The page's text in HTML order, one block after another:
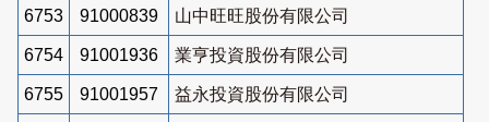
6753 91000839 山中旺旺股份有限公司
6754 91001936 業亨投資股份有限公司
6755 91001957 益永投資股份有限公司